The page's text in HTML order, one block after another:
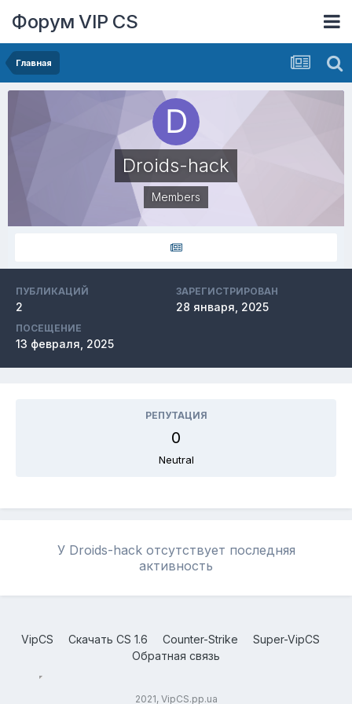
Форум VIP CS
Главная
Droids-hack
Members
ПУБЛИКАЦИЙ
2
ЗАРЕГИСТРИРОВАН
28 января, 2025
ПОСЕЩЕНИЕ
13 февраля, 2025
РЕПУТАЦИЯ
0
Neutral
У Droids-hack отсутствует последняя
активность
VipCS Скачать CS 1.6 Counter-Strike
Super-VipCS
Обратная связь
2021, VipCS.pp.ua